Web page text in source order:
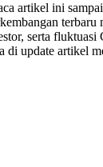
artikel ini
terbaru
serta fluktuasi
di update artikel